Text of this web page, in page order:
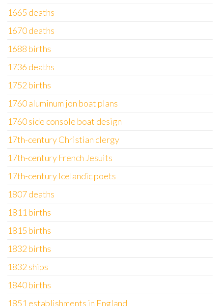
1665 deaths
1670 deaths
1688 births
1736 deaths
1752 births
1760 aluminum jon boat plans
1760 side console boat design
17th-century Christian clergy
17th-century French Jesuits
17th-century Icelandic poets
1807 deaths
1811 births
1815 births
1832 births
1832 ships
1840 births
1851 establishments in England